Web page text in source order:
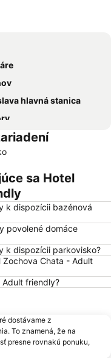
hlavná stanica
Nová Ves
Ves
Bystrica
Biskupice
Kameň
Senec
sa Hotel
k dispozícii bazénová
povolené domáce
k dispozícii parkovisko?
Chata - Adult
Adult friendly?
dostávame z
To znamená, že na
presne rovnakú ponuku,